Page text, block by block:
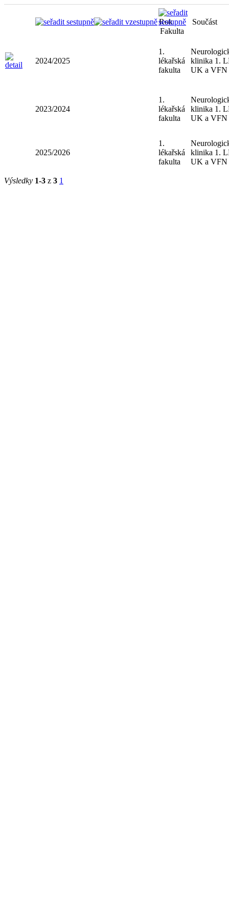
Rok
Fakulta
Součást
2024/2025
1.
lékařská
fakulta
klinika 1.
UK a VFN
2023/2024
1.
lékařská
fakulta
klinika 1.
UK a VFN
2025/2026
1.
lékařská
fakulta
klinika 1.
UK a VFN
Výsledky 1-3 z 3 1